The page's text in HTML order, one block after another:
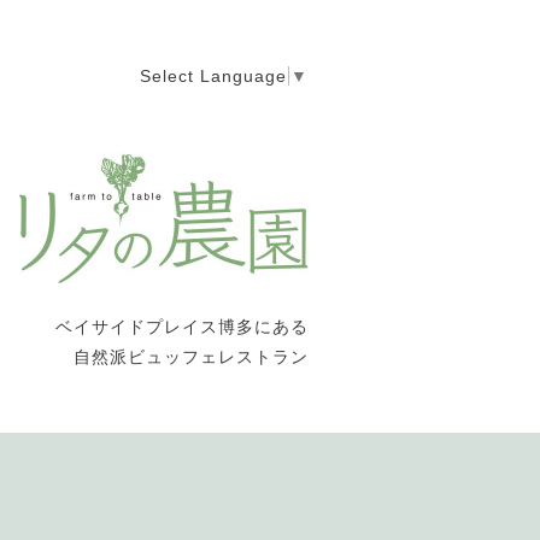
Select Language ▼
ベイサイドプレイス博多にある
自然派ビュッフェレストラン